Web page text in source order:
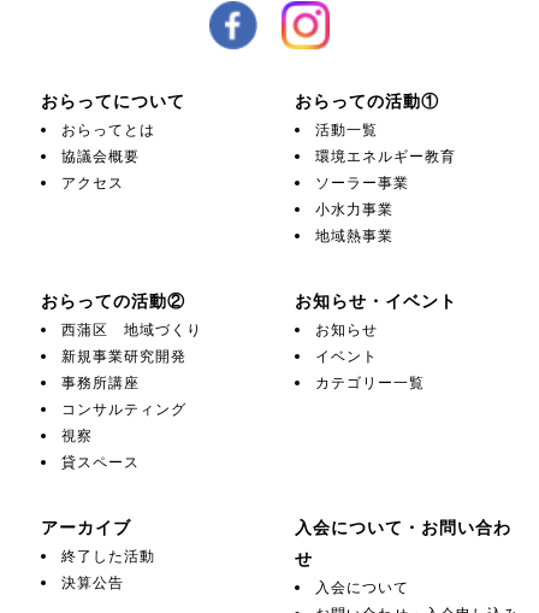
おらってについて
おらってとは
協議会概要
アクセス
おらっての活動①
活動一覧
環境エネルギー教育
ソーラー事業
小水力事業
地域熱事業
おらっての活動②
西蒲区 地域づくり
新規事業研究開発
事務所講座
コンサルティング
視察
貸スペース
お知らせ・イベント
お知らせ
イベント
カテゴリー一覧
アーカイブ
終了した活動
決算公告
入会について・お問い合わ
せ
入会について